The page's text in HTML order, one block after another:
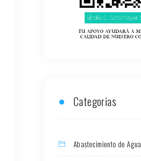
Categorias
Abastecimiento de Agua